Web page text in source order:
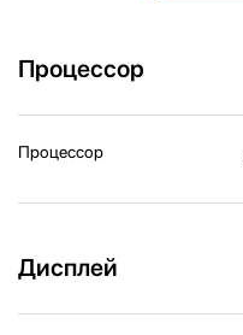
Процессор
Процессор
Дисплей